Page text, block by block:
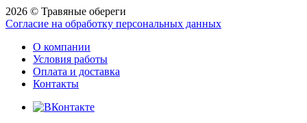
2026 © Травяные обереги
Согласие на обработку персональных данных
О компании
Условия работы
Оплата и доставка
Контакты